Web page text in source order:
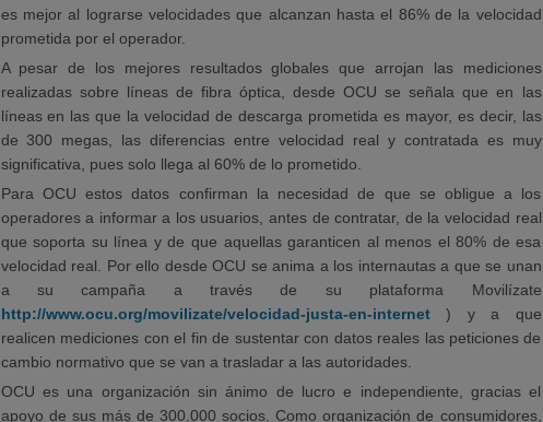
es mejor al lograrse velocidades que alcanzan hasta el 86% de la velocidad
prometida por el operador.
A pesar de los mejores resultados globales que arrojan las mediciones
realizadas sobre líneas de fibra óptica, desde OCU se señala que en las
líneas en las que la velocidad de descarga prometida es mayor, es decir, las
de 300 megas, las diferencias entre velocidad real y contratada es muy
significativa, pues solo llega al 60% de lo prometido.
Para OCU estos datos confirman la necesidad de que se obligue a los
operadores a informar a los usuarios, antes de contratar, de la velocidad real
que soporta su línea y de que aquellas garanticen al menos el 80% de esa
velocidad real. Por ello desde OCU se anima a los internautas a que se unan
a su campaña a través de su plataforma Movilízate
http://www.ocu.org/movilizate/velocidad-justa-en-internet) y a que
realicen mediciones con el fin de sustentar con datos reales las peticiones de
cambio normativo que se van a trasladar a las autoridades.
OCU es una organización sin ánimo de lucro e independiente, gracias el
apoyo de sus más de 300.000 socios. Como organización de consumidores,